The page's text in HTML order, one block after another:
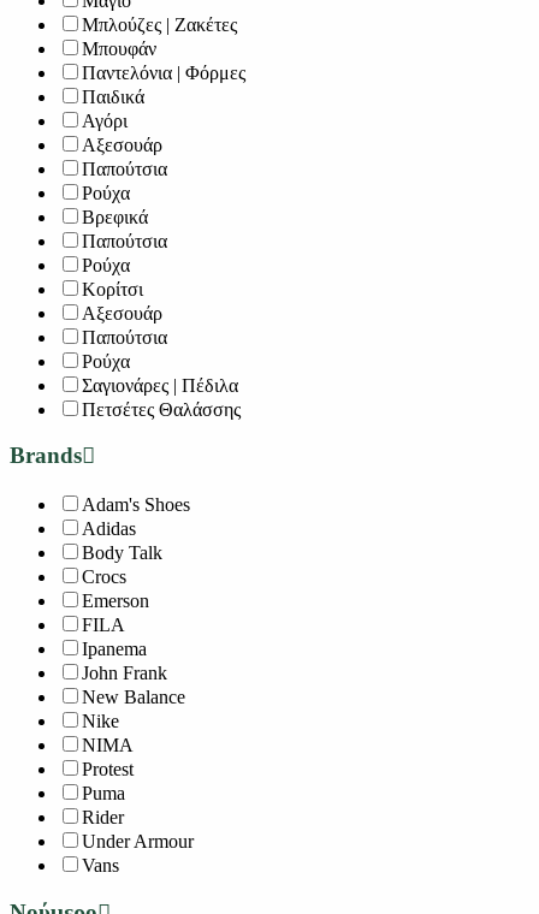
Μπλούζες | Ζακέτες
Μπουφάν
Παντελόνια | Φόρμες
Παιδικά
Αγόρι
Αξεσουάρ
Παπούτσια
Ρούχα
Βρεφικά
Παπούτσια
Ρούχα
Κορίτσι
Αξεσουάρ
Παπούτσια
Ρούχα
Σαγιονάρες | Πέδιλα
Πετσέτες Θαλάσσης
Brands
Adam's Shoes
Adidas
Body Talk
Crocs
Emerson
FILA
Ipanema
John Frank
New Balance
Nike
NIMA
Protest
Puma
Rider
Under Armour
Vans